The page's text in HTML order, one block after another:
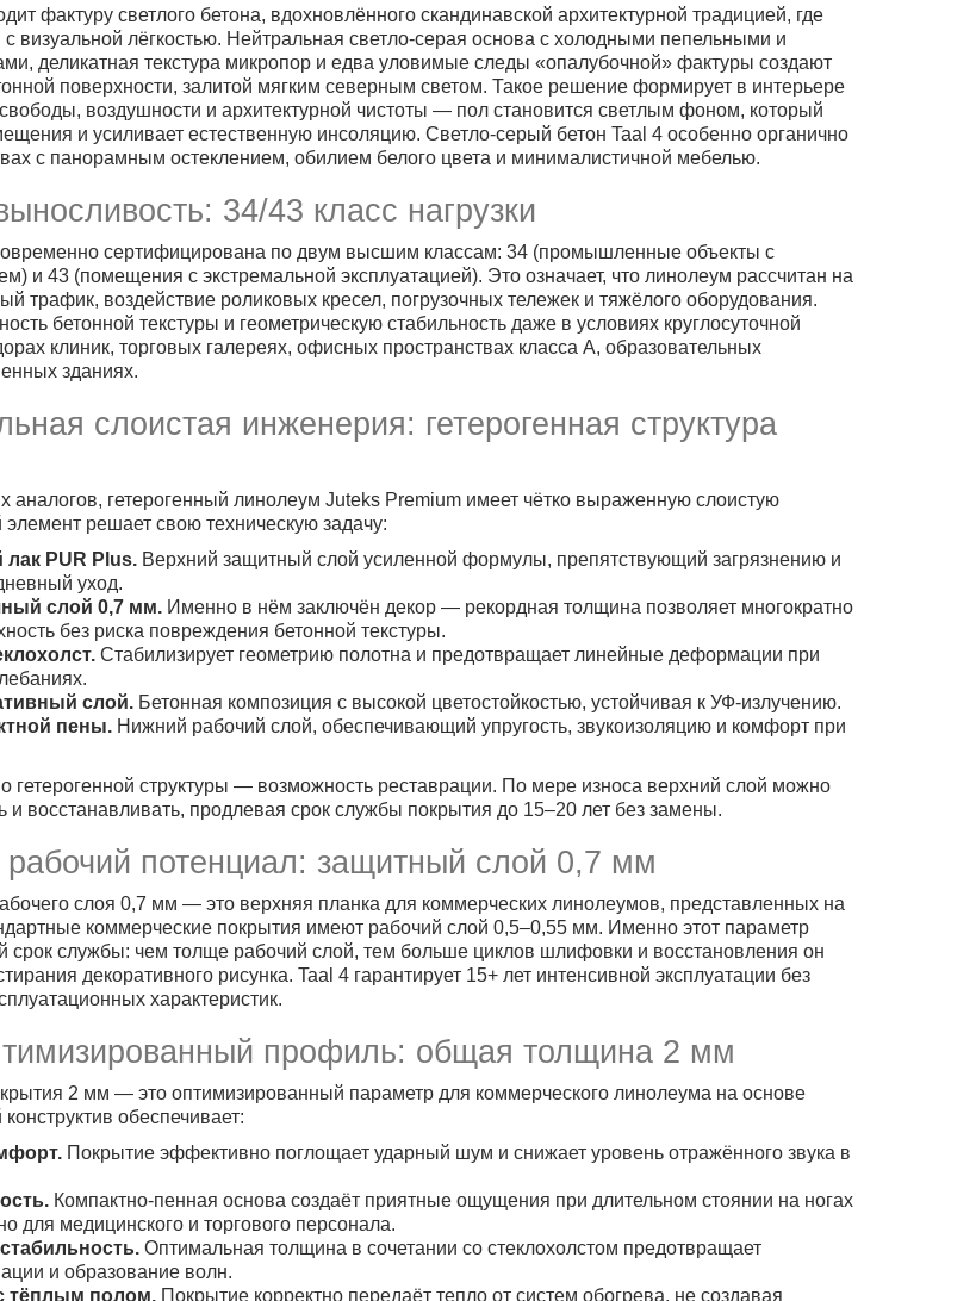
фактуру светлого бетона, вдохновлённого скандинавской архитектурной традицией, где
визуальной лёгкостью. Нейтральная светло-серая основа с холодными пепельными и
деликатная текстура микропор и едва уловимые следы «опалубочной» фактуры создают
поверхности, залитой мягким северным светом. Такое решение формирует в интерьере
воздушности и архитектурной чистоты — пол становится светлым фоном, который
и усиливает естественную инсоляцию. Светло-серый бетон Taal 4 особенно органично
с панорамным остеклением, обилием белого цвета и минималистичной мебелью.
34/43 класс нагрузки
сертифицирована по двум высшим классам: 34 (промышленные объекты с
и 43 (помещения с экстремальной эксплуатацией). Это означает, что линолеум рассчитан на
трафик, воздействие роликовых кресел, погрузочных тележек и тяжёлого оборудования.
бетонной текстуры и геометрическую стабильность даже в условиях круглосуточной
клиник, торговых галереях, офисных пространствах класса A, образовательных
зданиях.
слоистая инженерия: гетерогенная структура
аналогов, гетерогенный линолеум Juteks Premium имеет чётко выраженную слоистую
элемент решает свою техническую задачу:
PUR Plus. Верхний защитный слой усиленной формулы, препятствующий загрязнению и
уход.
слой 0,7 мм. Именно в нём заключён декор — рекордная толщина позволяет многократно
без риска повреждения бетонной текстуры.
Стабилизирует геометрию полотна и предотвращает линейные деформации при
слой. Бетонная композиция с высокой цветостойкостью, устойчивая к УФ-излучению.
пены. Нижний рабочий слой, обеспечивающий упругость, звукоизоляцию и комфорт при
гетерогенной структуры — возможность реставрации. По мере износа верхний слой можно
и восстанавливать, продлевая срок службы покрытия до 15–20 лет без замены.
потенциал: защитный слой 0,7 мм
слоя 0,7 мм — это верхняя планка для коммерческих линолеумов, представленных на
коммерческие покрытия имеют рабочий слой 0,5–0,55 мм. Именно этот параметр
срок службы: чем толще рабочий слой, тем больше циклов шлифовки и восстановления он
декоративного рисунка. Taal 4 гарантирует 15+ лет интенсивной эксплуатации без
характеристик.
профиль: общая толщина 2 мм
2 мм — это оптимизированный параметр для коммерческого линолеума на основе
обеспечивает:
Покрытие эффективно поглощает ударный шум и снижает уровень отражённого звука в
Компактно-пенная основа создаёт приятные ощущения при длительном стоянии на ногах
для медицинского и торгового персонала.
Оптимальная толщина в сочетании со стеклохолстом предотвращает
и образование волн.
тёплым полом. Покрытие корректно передаёт тепло от систем обогрева, не создавая